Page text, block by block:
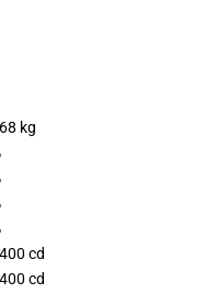
kg
cd
cd